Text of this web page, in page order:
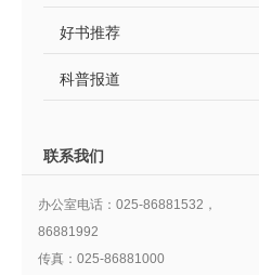
好书推荐
科普报道
联系我们
办公室电话：025-86881532，
86881992
传真：025-86881000